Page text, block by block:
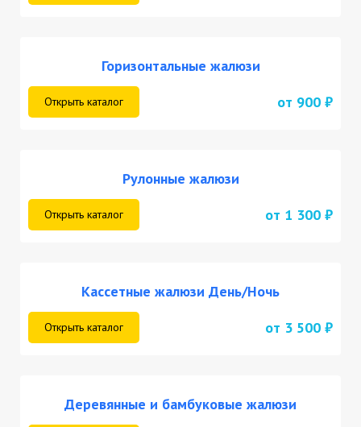
Горизонтальные жалюзи
Открыть каталог от 900 ₽
Рулонные жалюзи
Открыть каталог от 1 300 ₽
Кассетные жалюзи День/Ночь
Открыть каталог от 3 500 ₽
Деревянные и бамбуковые жалюзи